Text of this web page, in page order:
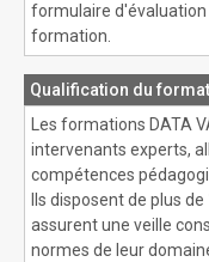
formulaire d'évaluation
formation.
Qualification du
Les formations DATA
intervenants experts,
compétences
Ils disposent de plus
assurent une veille
normes de leur